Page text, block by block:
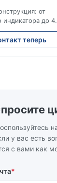
от
индикатора до
Profibus-PA и
* Любое
теперь
у вас есть
с вами как
*